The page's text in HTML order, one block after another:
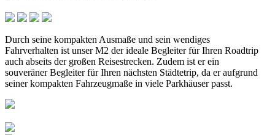
Durch seine kompakten Ausmaße und sein wendiges
Fahrverhalten ist unser M2 der ideale Begleiter für Ihren Roadtrip
auch abseits der großen Reisestrecken. Zudem ist er ein
souveräner Begleiter für Ihren nächsten Städtetrip, da er aufgrund
seiner kompakten Fahrzeugmaße in viele Parkhäuser passt.